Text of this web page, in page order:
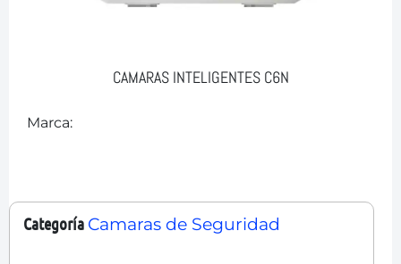
CAMARAS INTELIGENTES C6N
Marca:
Categoría Camaras de Seguridad